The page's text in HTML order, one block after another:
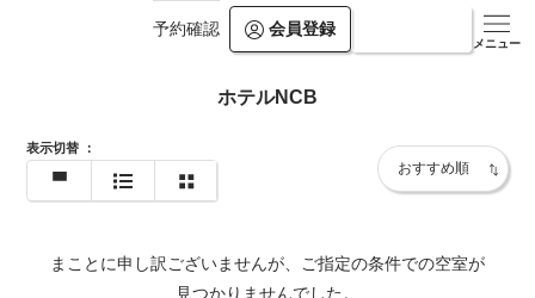
予約確認 会員登録
メニュー
ホテルNCB
表示切替 ：
まことに申し訳ございませんが、ご指定の条件での空室が
見つかりませんでした。